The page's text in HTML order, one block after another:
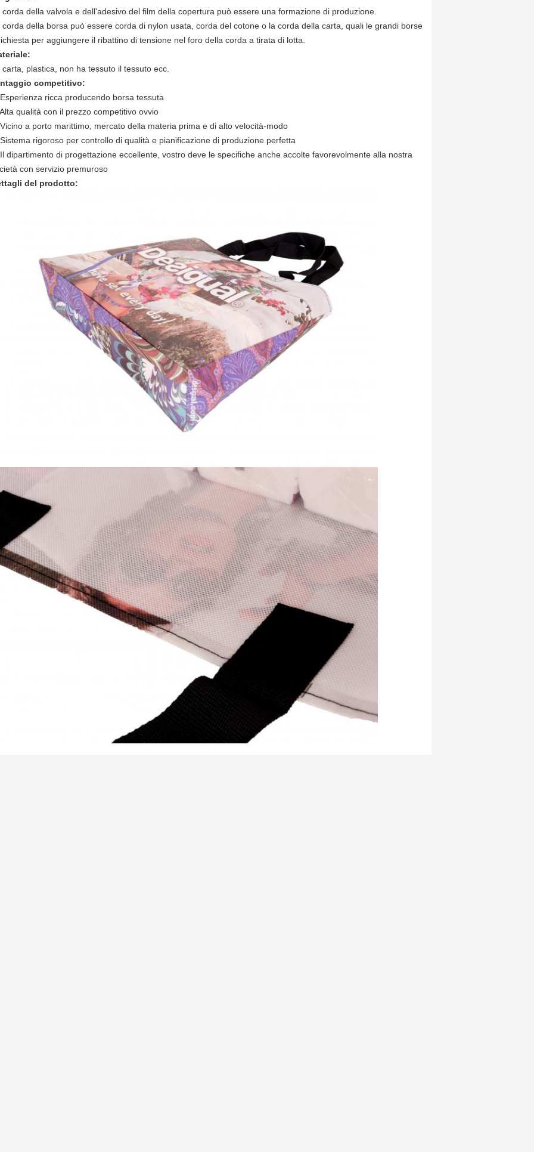
corda della valvola e dell'adesivo del film della copertura può essere una formazione di produzione.
corda della borsa può essere corda di nylon usata, corda del cotone o la corda della carta, quali le grandi borse
per aggiungere il ribattino di tensione nel foro della corda a tirata di lotta.
carta, plastica, non ha tessuto il tessuto ecc.
competitivo:
ricca producendo borsa tessuta
qualità con il prezzo competitivo ovvio
a porto marittimo, mercato della materia prima e di alto velocità-modo
rigoroso per controllo di qualità e pianificazione di produzione perfetta
dipartimento di progettazione eccellente, vostro deve le specifiche anche accolte favorevolmente alla nostra
con servizio premuroso
del prodotto: